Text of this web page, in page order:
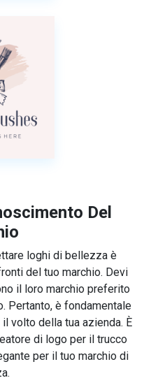
Del
loghi di bellezza è
del tuo marchio. Devi
il loro marchio preferito
Pertanto, è fondamentale
volto della tua azienda. È
di logo per il trucco
per il tuo marchio di